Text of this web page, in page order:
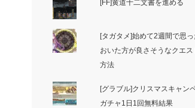
[FF]黄道十二文書を進める
[タガタメ]始めて2週間で思
おいた方が良さそうなクエス
方法
[グラブル]クリスマスキャン
ガチャ1日1回無料結果